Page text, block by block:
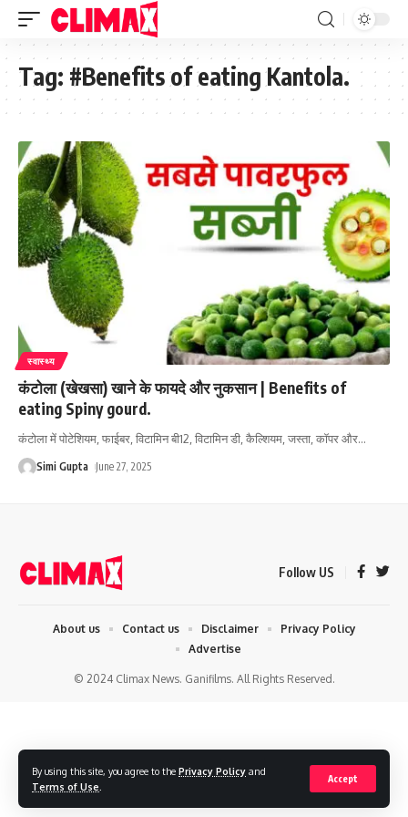
By using this site, you agree to the Privacy Policy and
Terms of Use
Accept
Tag: #Benefits of eating Kantola.
स्वास्थ्य
कंटोला (खेखसा) खाने के फायदे और नुकसान | Benefits of
eating Spiny gourd.
कंटोला में पोटेशियम, फाईबर, विटामिन बी12, विटामिन डी, कैल्शियम, जस्ता, कॉपर और…
Simi Gupta June 27, 2025
Follow US
© 2024 Climax News. Ganifilms. All Rights Reserved.
About us Contact us Disclaimer
Privacy Policy
Advertise